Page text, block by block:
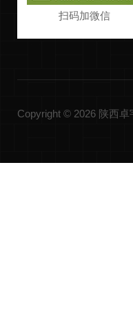
扫码加微信
Copyright © 2026 陕西